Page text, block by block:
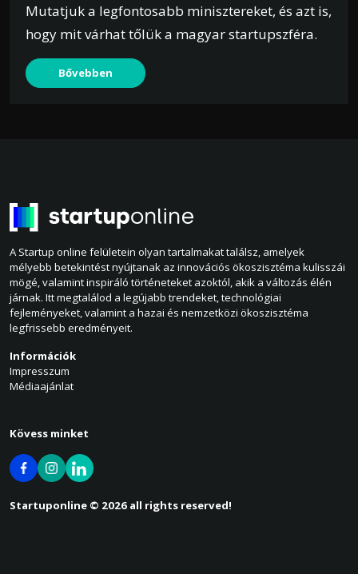
Mutatjuk a legfontosabb minisztereket, és azt is,
hogy mit várhat tőlük a magyar startupszféra.
Bővebben
A Startup online felületein olyan tartalmakat találsz, amelyek
mélyebb betekintést nyújtanak az innovációs ökoszisztéma kulisszái
mögé, valamint inspiráló történeteket azoktól, akik a változás élén
járnak. Itt megtalálod a legújabb trendeket, technológiai
fejleményeket, valamint a hazai és nemzetközi ökoszisztéma
legfrissebb eredményeit.
Információk
Impresszum
Médiaajánlat
Kövess minket
Startuponline © 2026 all rights reserved!